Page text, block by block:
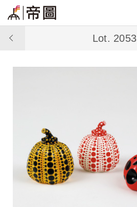
Lot. 2053